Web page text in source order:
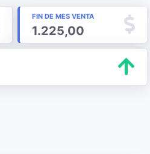
FIN DE MES VENTA
1.225,00